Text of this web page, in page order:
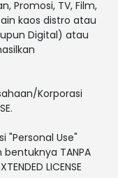
Promosi, TV, Film,
kaos distro atau
Digital) atau
Korporasi
"Personal Use"
TANPA
LICENSE